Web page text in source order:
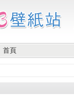
首頁